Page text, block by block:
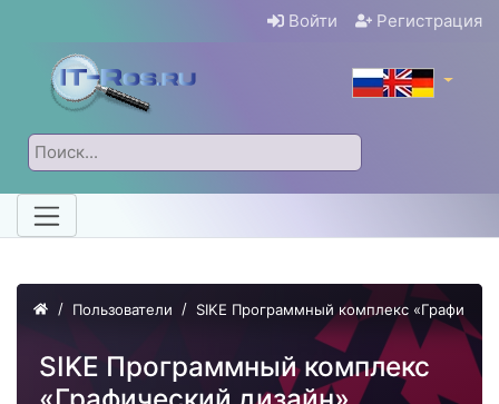
Войти Регистрация
Пользователи SIKE Программный комплекс
SIKE Программный комплекс